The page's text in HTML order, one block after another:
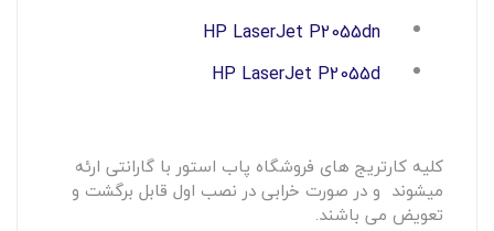
HP LaserJet P2055dn
HP LaserJet P2055d
کلیه کارتریج های فروشگاه پاب استور با گارانتی ارئه
میشوند و در صورت خرابی در نصب اول قابل برگشت و
تعویض می باشند.